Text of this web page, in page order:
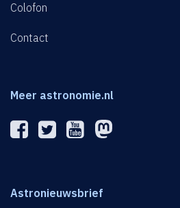
Colofon
Contact
Meer astronomie.nl
Astronieuwsbrief